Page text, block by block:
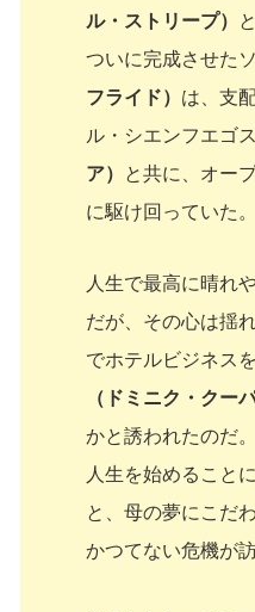
ル・ストリープ）
ついに完成させた
フライド） は、支
ル・シエンフエゴス
ア）
と共に、オー
に駆け回っていた。
人生で最高に晴れ
だが、その心は揺
でホテルビジネス
（ドミニク・クーパ
かと誘われたのだ
人生を始めること
と、母の夢にこだ
かつてない危機が